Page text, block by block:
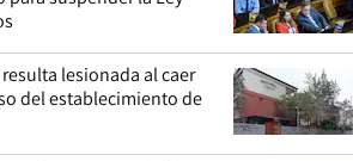
lesionada al caer
del establecimiento de